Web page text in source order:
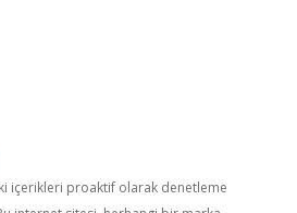
içerikleri proaktif olarak denetleme